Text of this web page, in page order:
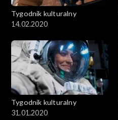
Tygodnik kulturalny
14.02.2020
Tygodnik kulturalny
31.01.2020